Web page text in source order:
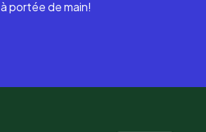
portée de main!